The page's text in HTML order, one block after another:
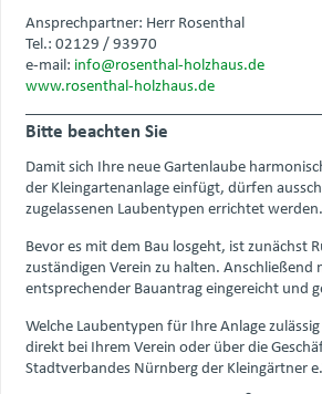
Ansprechpartner: Herr Rosenthal
Tel.: 02129 / 93970
e-mail: info@rosenthal-holzhaus.de
www.rosenthal-holzhaus.de
Bitte beachten Sie
Damit sich Ihre neue Gartenlaube
der Kleingartenanlage einfügt, dürfen
zugelassenen Laubentypen errichtet werden.
Bevor es mit dem Bau losgeht, ist zunächst
zuständigen Verein zu halten. Anschließend
entsprechender Bauantrag eingereicht und
Welche Laubentypen für Ihre Anlage
direkt bei Ihrem Verein oder über die
Stadtverbandes Nürnberg der Kleingärtner